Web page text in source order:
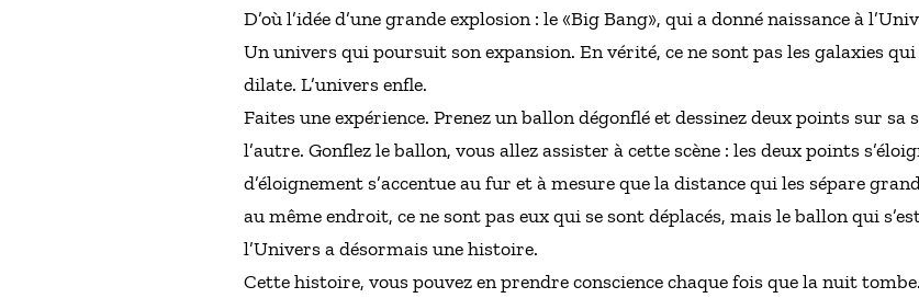
D’où l’idée d’une grande explosion : le «Big Bang», qui a donné naissance à
Un univers qui poursuit son expansion. En vérité, ce ne sont pas les galaxies qui
dilate. L’univers enfle.
Faites une expérience. Prenez un ballon dégonflé et dessinez deux points sur sa
l’autre. Gonflez le ballon, vous allez assister à cette scène : les deux points
d’éloignement s’accentue au fur et à mesure que la distance qui les sépare
au même endroit, ce ne sont pas eux qui se sont déplacés, mais le ballon qui
l’Univers a désormais une histoire.
Cette histoire, vous pouvez en prendre conscience chaque fois que la nuit tombe.